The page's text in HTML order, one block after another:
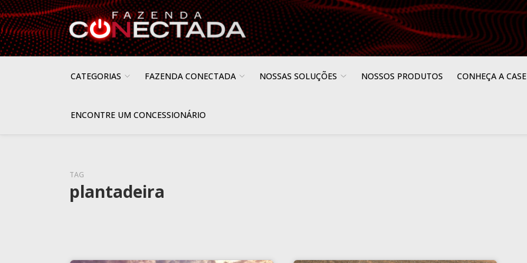
CATEGORIAS FAZENDA CONECTADA NOSSAS SOLUÇÕES NOSSOS PRODUTOS CONHEÇA A
ENCONTRE UM CONCESSIONÁRIO
TAG
plantadeira